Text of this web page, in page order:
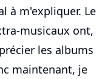
à m'expliquer. Le
musicaux ont,
les albums
maintenant, je